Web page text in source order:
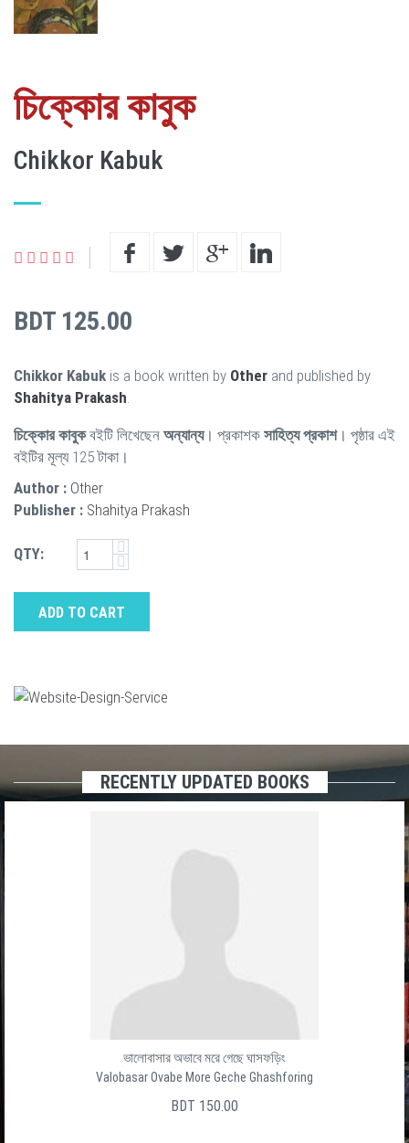
চিক্কোর কাবুক
Chikkor Kabuk
BDT 125.00
Chikkor Kabuk is a book written by Other and published by
Shahitya Prakash
চিক্কোর কাবুকবইটি লিখেছেন অন্যান্য। প্রকাশক সাহিত্য প্রকাশ। পৃষ্ঠার এই
বইটির মূল্য 125 টাকা।
Author : Other
Publisher : Shahitya Prakash
QTY:
ADD TO CART
RECENTLY UPDATED BOOKS
ভালোবাসার অভাবে মরে গেছে ঘাসফড়িং
Valobasar Ovabe More Geche Ghashforing
BDT 150.00